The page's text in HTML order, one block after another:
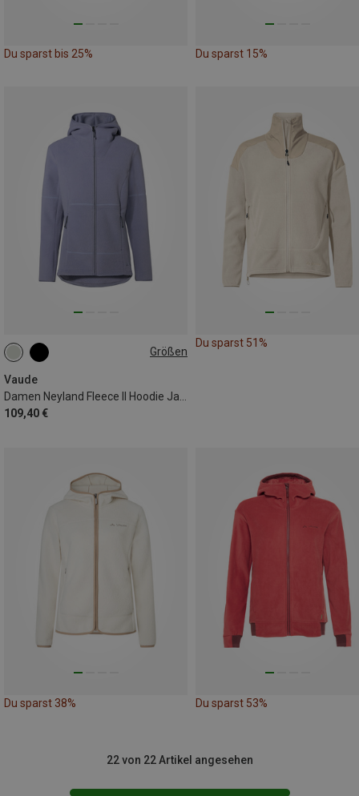
Du sparst bis 25% Du sparst 15%
Größen
Vaude
109,40 €
XXS
XL
Du sparst 51%
Du sparst 38% Du sparst 53%
22 von 22 Artikel angesehen